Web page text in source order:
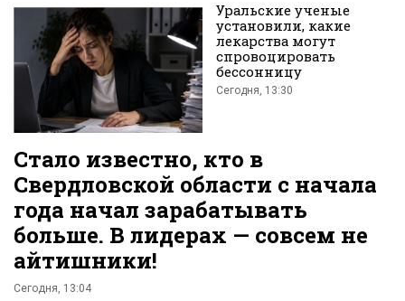
Уральские ученые
установили, какие
лекарства могут
спровоцировать
бессонницу
Сегодня, 13:30
Стало известно, кто в
Свердловской области с начала
года начал зарабатывать
больше. В лидерах — совсем не
айтишники!
Сегодня, 13:04